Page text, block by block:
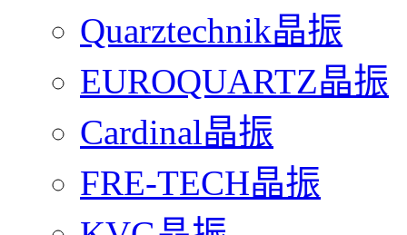
Quarztechnik晶振
EUROQUARTZ晶振
Cardinal晶振
FRE-TECH晶振